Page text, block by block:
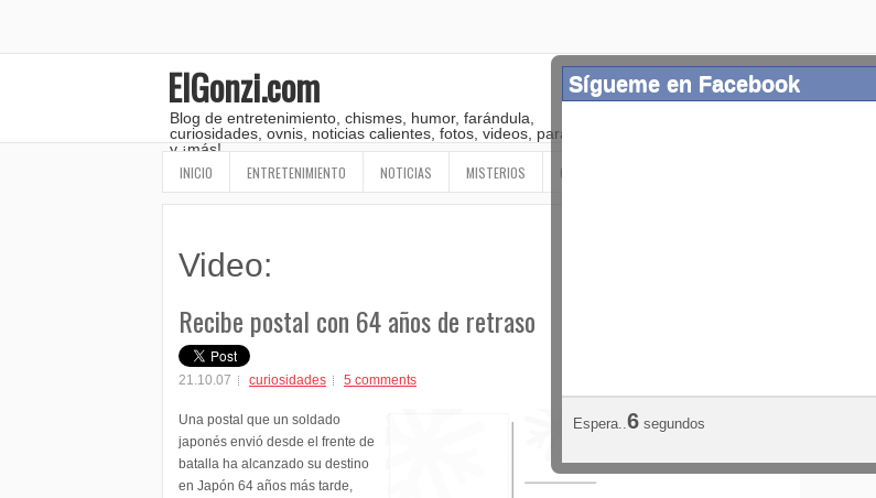
ElGonzi.com
Blog de entretenimiento, chismes, humor, farándula,
curiosidades, ovnis, noticias calientes, fotos, videos, paranormal
y ¡más!
INICIO ENTRETENIMIENTO NOTICIAS MISTERIOS OTROS
Video:
Recibe postal con 64 años de retraso
21.10.07 curiosidades 5 comments
Una postal que un soldado
japonés envió desde el frente de
batalla ha alcanzado su destino
en Japón 64 años más tarde,
Sígueme en Facebook
Espera..5 segundos